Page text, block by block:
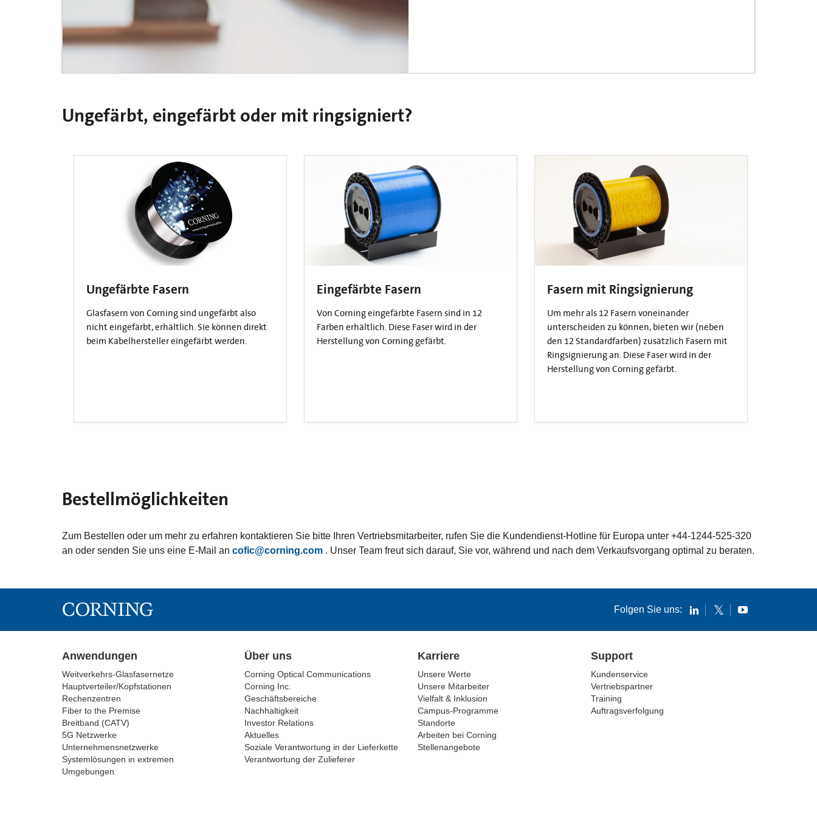
Ungefärbt, eingefärbt oder mit ringsigniert?
Ungefärbte Fasern
Glasfasern von Corning sind ungefärbt also
nicht eingefärbt, erhältlich. Sie können direkt
beim Kabelhersteller eingefärbt werden.
Eingefärbte Fasern
Von Corning eingefärbte Fasern sind in 12
Farben erhältlich. Diese Faser wird in der
Herstellung von Corning gefärbt.
Fasern mit Ringsignierung
Um mehr als 12 Fasern voneinander
unterscheiden zu können, bieten wir (neben
den 12 Standardfarben) zusätzlich Fasern mit
Ringsignierung an. Diese Faser wird in der
Herstellung von Corning gefärbt.
Bestellmöglichkeiten
Zum Bestellen oder um mehr zu erfahren kontaktieren Sie bitte Ihren Vertriebsmitarbeiter, rufen Sie die Kundendienst-Hotline für Europa unter +44-1244-525-320
an oder senden Sie uns eine E-Mail an cofic@corning.com . Unser Team freut sich darauf, Sie vor, während und nach dem Verkaufsvorgang optimal zu beraten.
Folgen Sie uns:
Anwendungen
Weitverkehrs-Glasfasernetze
Hauptverteiler/Kopfstationen
Rechenzentren
Fiber to the Premise
Breitband (CATV)
5G Netzwerke
Unternehmensnetzwerke
Systemlösungen in extremen
Umgebungen
Über uns
Corning Optical Communications
Corning Inc.
Geschäftsbereiche
Nachhaltigkeit
Investor Relations
Aktuelles
Soziale Verantwortung in der Lieferkette
Verantwortung der Zulieferer
Karriere
Unsere Werte
Unsere Mitarbeiter
Vielfalt & Inklusion
Campus-Programme
Standorte
Arbeiten bei Corning
Stellenangebote
Support
Kundenservice
Vertriebspartner
Training
Auftragsverfolgung